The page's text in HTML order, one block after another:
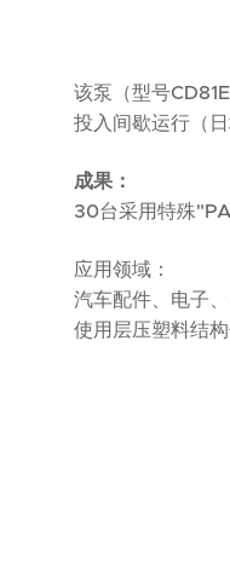
该泵（型号
投入间歇运行（
成果：
30台采用特殊
应用领域：
汽车配件、电子
使用层压塑料结构